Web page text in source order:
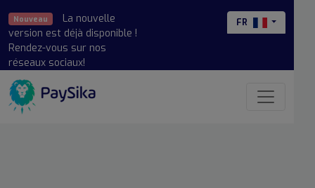
Nouveau
La nouvelle
version est déjà disponible !
Rendez-vous sur nos
réseaux sociaux!
FR